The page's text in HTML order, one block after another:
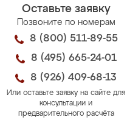
Оставьте заявку
Позвоните по номерам
8 (800) 511-89-55
8 (495) 665-24-01
8 (926) 409-68-13
Или оставьте заявку на сайте для
консультации и
предварительного расчёта